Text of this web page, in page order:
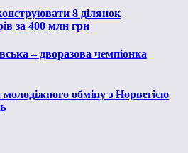
8 ділянок
за 400 млн грн
– дворазова чемпіонка
обміну з Норвегією